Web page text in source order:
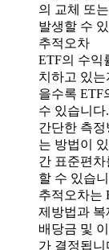
의 교체 또
발생할 수
추적오차
ETF의 수익
치하고 있
을수록 ETF
수 있습니다.
간단한 측
는 방법이
간 표준편
할 수 있습
추적오차는
제방법과
배당금 및
가 결정됩니